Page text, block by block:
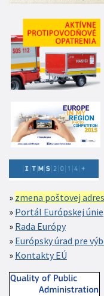
zmena poštovej
Portál Európskej únie
Rada Európy
Európsky úrad pre
Kontakty EÚ